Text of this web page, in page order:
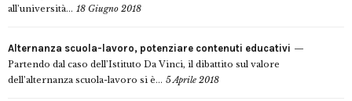
all’università... 18 Giugno 2018
Alternanza scuola-lavoro, potenziare contenuti educativi
Partendo dal caso dell’Istituto Da Vinci, il dibattito sul valore
dell’alternanza scuola-lavoro si è... 5 Aprile 2018